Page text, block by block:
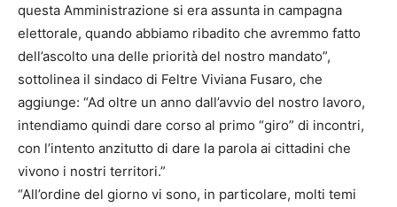
questa Amministrazione si era assunta in campagna
elettorale, quando abbiamo ribadito che avremmo fatto
dell’ascolto una delle priorità del nostro mandato”,
sottolinea il sindaco di Feltre Viviana Fusaro, che
aggiunge: “Ad oltre un anno dall’avvio del nostro lavoro,
intendiamo quindi dare corso al primo “giro” di incontri,
con l’intento anzitutto di dare la parola ai cittadini che
vivono i nostri territori.”
“All’ordine del giorno vi sono, in particolare, molti temi